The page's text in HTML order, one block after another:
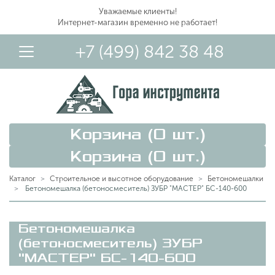
Уважаемые клиенты!
Интернет-магазин временно не работает!
+7 (499) 842 38 48
Вход в Личный Кабинет
Корзина (0 шт.)
Корзина (0 шт.)
Каталог Строительное и высотное оборудование
Бетономешалки
Бетономешалка (бетоносмеситель) ЗУБР "МАСТЕР" БС-140-600
Бетономешалка
(бетоносмеситель) ЗУБР
"МАСТЕР" БС-140-600